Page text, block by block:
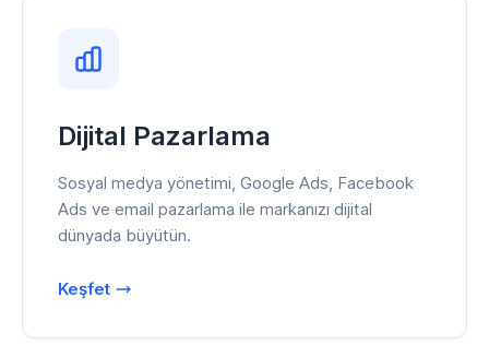
Dijital Pazarlama
Sosyal medya yönetimi, Google Ads, Facebook
Ads ve email pazarlama ile markanızı dijital
dünyada büyütün.
Keşfet